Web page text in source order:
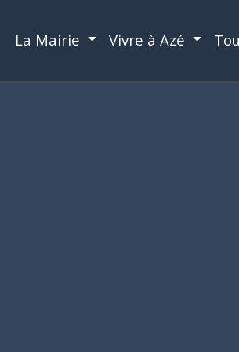
La Mairie Vivre à Azé